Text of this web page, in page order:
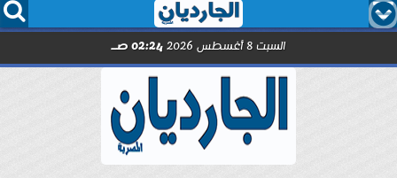
  
السبت 8 أغسطس 2026 02:24 صـ